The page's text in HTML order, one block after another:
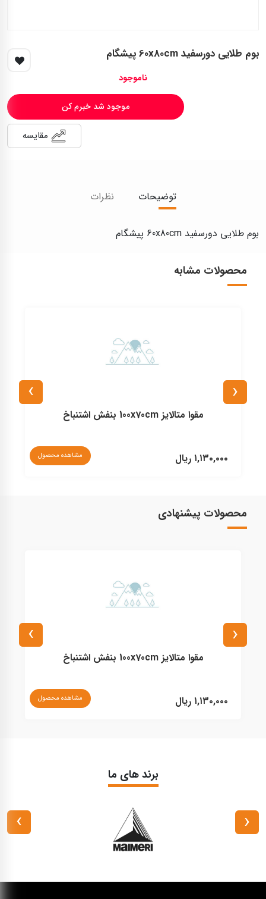
بوم طلایی دورسفید 60x80cm پیشگام
ناموجود
موجود شد خبرم کن
مقایسه
توضیحات نظرات
بوم طلایی دورسفید 60x80cm پیشگام
محصولات مشابه
مقوا متالایز 100x70cm بنفش اشتنباخ
۱,۱۳۰,۰۰۰ ریال مشاهده محصول
‹
›
محصولات پیشنهادی
مقوا متالایز 100x70cm بنفش اشتنباخ
۱,۱۳۰,۰۰۰ ریال مشاهده محصول
‹
›
برند های ما
‹
›